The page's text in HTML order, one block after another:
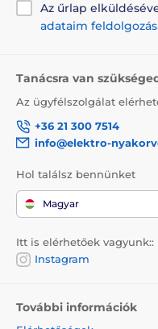
Az űrlap
adataim
Tanácsra van
Az ügyfélszolgálat
+36 21 300 7514
info@elektro-
Hol találsz bennünket
Magyar
Itt is elérhetőek vagyunk::
Instagram
További információk